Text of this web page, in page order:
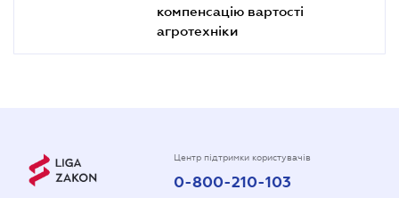
компенсацію вартості
агротехніки
Центр підтримки користувачів
0-800-210-103